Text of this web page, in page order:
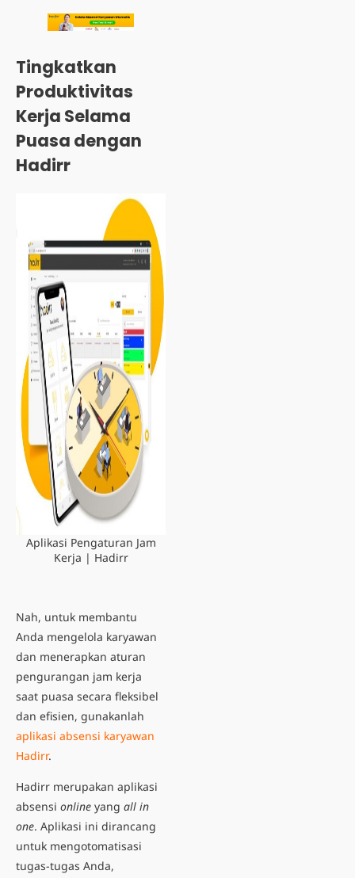
Tingkatkan
Produktivitas
Kerja Selama
Puasa dengan
Hadirr
Aplikasi Pengaturan Jam
Kerja | Hadirr
Nah, untuk membantu
Anda mengelola karyawan
dan menerapkan aturan
pengurangan jam kerja
saat puasa secara fleksibel
dan efisien, gunakanlah
aplikasi absensi karyawan
Hadirr.
Hadirr merupakan aplikasi
absensi online yang all in
one. Aplikasi ini dirancang
untuk mengotomatisasi
tugas-tugas Anda,